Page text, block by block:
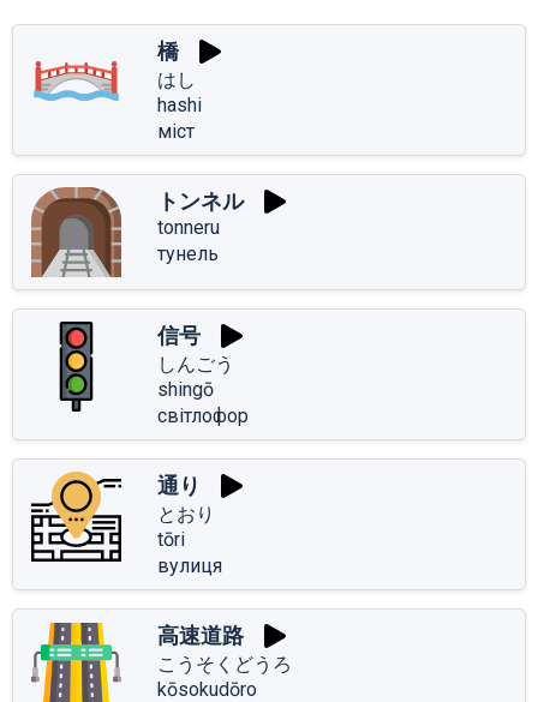
橋
はし
hashi
міст
トンネル
tonneru
тунель
信号
しんごう
shingō
світлофор
通り
とおり
tōri
вулиця
高速道路
こうそくどうろ
kōsokudōro